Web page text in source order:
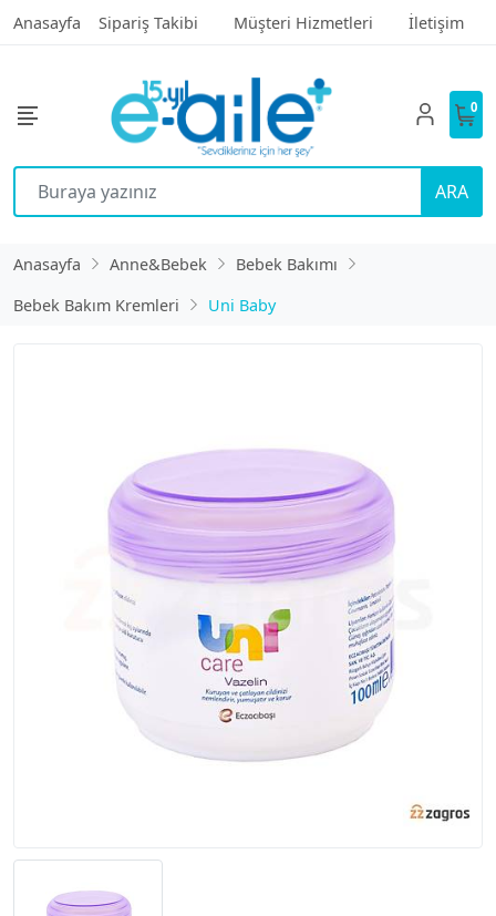
Anasayfa Sipariş Takibi Müşteri Hizmetleri İletişim
ARA
0
Anasayfa Anne&Bebek
Bebek Bakımı
Bebek Bakım Kremleri
Uni Baby